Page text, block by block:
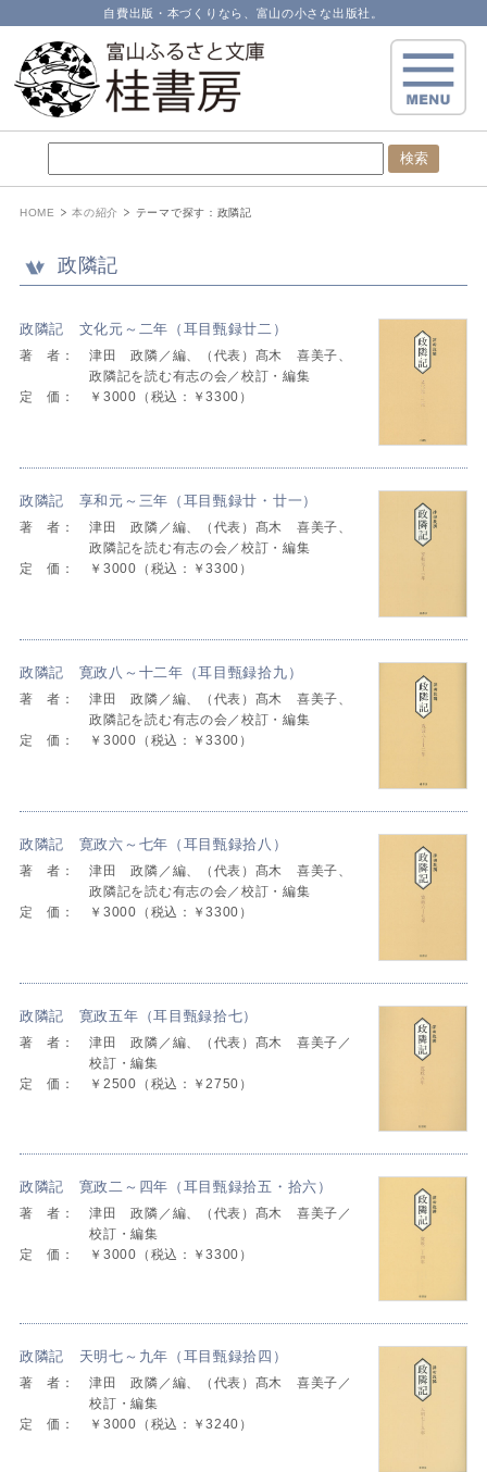
自費出版・本づくりなら、富山の小さな出版社。
HOME 本の紹介 テーマで探す： 政隣記
政隣記
政隣記 文化元～二年（耳目甄録廿二）
著 者：
津田 政隣／編、（代表）髙木 喜美子、
政隣記を読む有志の会／校訂・編集
定 価：
￥3000（税込：￥3300）
政隣記 享和元～三年（耳目甄録廿・廿一）
著 者：
津田 政隣／編、（代表）髙木 喜美子、
政隣記を読む有志の会／校訂・編集
定 価：
￥3000（税込：￥3300）
政隣記 寛政八～十二年（耳目甄録拾九）
著 者：
津田 政隣／編、（代表）髙木 喜美子、
政隣記を読む有志の会／校訂・編集
定 価：
￥3000（税込：￥3300）
政隣記 寛政六～七年（耳目甄録拾八）
著 者：
津田 政隣／編、（代表）髙木 喜美子、
政隣記を読む有志の会／校訂・編集
定 価：
￥3000（税込：￥3300）
政隣記 寛政五年（耳目甄録拾七）
著 者：
津田 政隣／編、（代表）髙木 喜美子／
校訂・編集
定 価：
￥2500（税込：￥2750）
政隣記 寛政二～四年（耳目甄録拾五・拾六）
著 者：
津田 政隣／編、（代表）髙木 喜美子／
校訂・編集
定 価：
￥3000（税込：￥3300）
政隣記 天明七～九年（耳目甄録拾四）
著 者：
津田 政隣／編、（代表）髙木 喜美子／
校訂・編集
定 価：
￥3000（税込：￥3240）